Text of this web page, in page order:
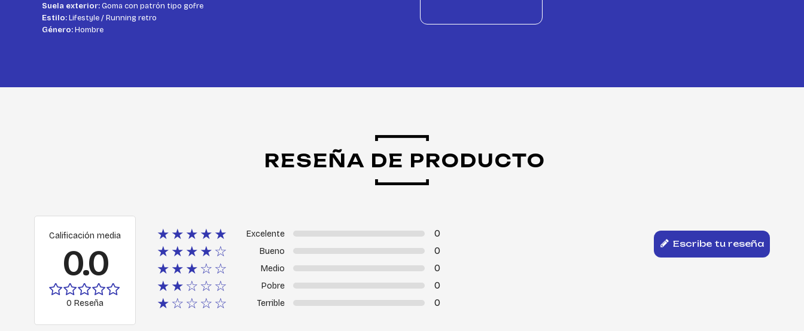
Suela exterior:Goma con patrón tipo gofre
Estilo:Lifestyle / Running retro
Género:Hombre
RESEÑA DE PRODUCTO
Calificación media
0.0
0 Reseña
★★★★★ Excelente 0
★★★★☆ Bueno 0
★★★☆☆ Medio 0
★★☆☆☆ Pobre 0
★☆☆☆☆ Terrible 0
Escribe tu reseña